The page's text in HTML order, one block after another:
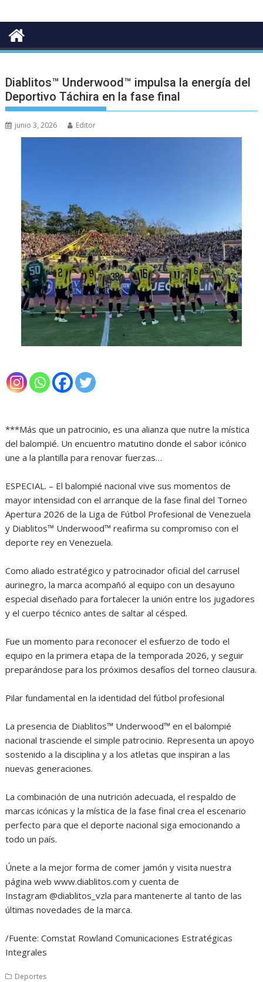
Diablitos™ Underwood™ impulsa la energía del
Deportivo Táchira en la fase final
junio 3, 2026 Editor
***Más que un patrocinio, es una alianza que nutre la mística
del balompié. Un encuentro matutino donde el sabor icónico
une a la plantilla para renovar fuerzas…
ESPECIAL. – El balompié nacional vive sus momentos de
mayor intensidad con el arranque de la fase final del Torneo
Apertura 2026 de la Liga de Fútbol Profesional de Venezuela
y Diablitos™ Underwood™ reafirma su compromiso con el
deporte rey en Venezuela.
Como aliado estratégico y patrocinador oficial del carrusel
aurinegro, la marca acompañó al equipo con un desayuno
especial diseñado para fortalecer la unión entre los jugadores
y el cuerpo técnico antes de saltar al césped.
Fue un momento para reconocer el esfuerzo de todo el
equipo en la primera etapa de la temporada 2026, y seguir
preparándose para los próximos desafíos del torneo clausura.
Pilar fundamental en la identidad del fútbol profesional
La presencia de Diablitos™ Underwood™ en el balompié
nacional trasciende el simple patrocinio. Representa un apoyo
sostenido a la disciplina y a los atletas que inspiran a las
nuevas generaciones.
La combinación de una nutrición adecuada, el respaldo de
marcas icónicas y la mística de la fase final crea el escenario
perfecto para que el deporte nacional siga emocionando a
todo un país.
Únete a la mejor forma de comer jamón y visita nuestra
página web www.diablitos.com y cuenta de
Instagram @diablitos_vzla para mantenerte al tanto de las
últimas novedades de la marca.
/Fuente: Comstat Rowland Comunicaciones Estratégicas
Integrales
Deportes